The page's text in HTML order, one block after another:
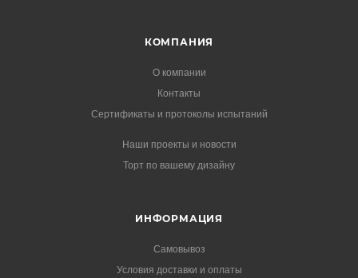
КОМПАНИЯ
О компании
Контакты
Сертификаты и протоколы испытаний
Наши проекты и новости
Торт по вашему дизайну
ИНФОРМАЦИЯ
Самовывоз
Условия доставки и оплаты